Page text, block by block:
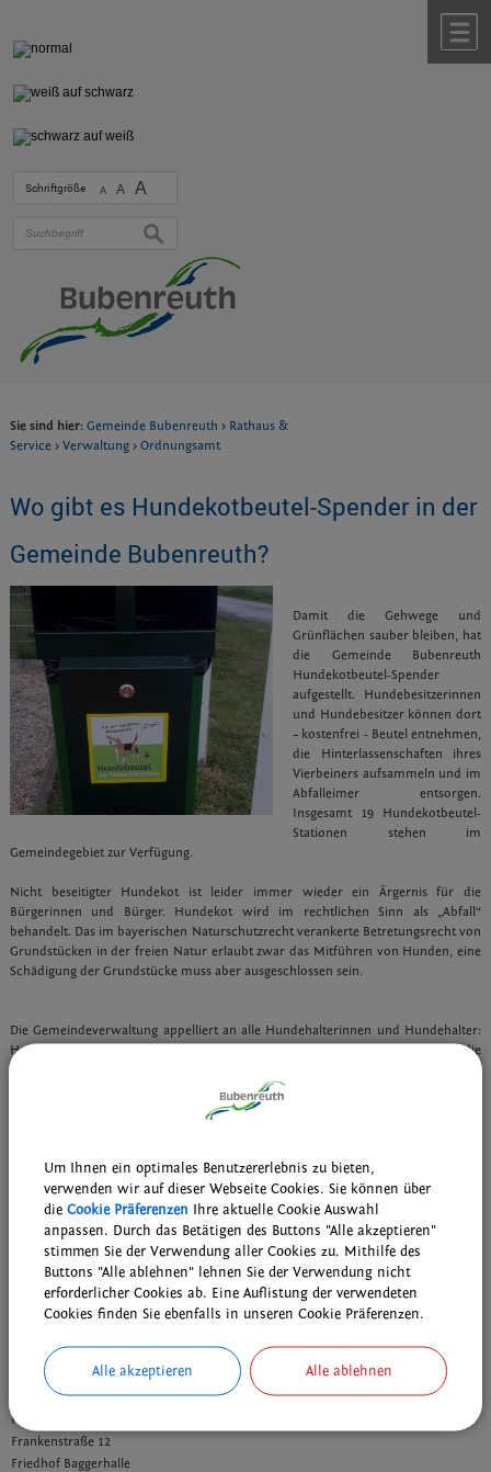
Schriftgröße A A A
suchen
Sie sind hier: Gemeinde Bubenreuth > Rathaus &
Service > Verwaltung > Ordnungsamt
Wo gibt es Hundekotbeutel-Spender in der
Gemeinde Bubenreuth?
Damit die Gehwege und
Grünflächen sauber bleiben, hat
die Gemeinde Bubenreuth
Hundekotbeutel-Spender
aufgestellt. Hundebesitzerinnen
und Hundebesitzer können dort
– kostenfrei - Beutel entnehmen,
die Hinterlassenschaften ihres
Vierbeiners aufsammeln und im
Abfalleimer entsorgen.
Insgesamt 19 Hundekotbeutel-
Stationen stehen im
Gemeindegebiet zur Verfügung.
Nicht beseitigter Hundekot ist leider immer wieder ein Ärgernis für die
Bürgerinnen und Bürger. Hundekot wird im rechtlichen Sinn als „Abfall“
behandelt. Das im bayerischen Naturschutzrecht verankerte Betretungsrecht von
Grundstücken in der freien Natur erlaubt zwar das Mitführen von Hunden, eine
Schädigung der Grundstücke muss aber ausgeschlossen sein.
Die Gemeindeverwaltung appelliert an alle Hundehalterinnen und Hundehalter:
Halten Sie unseren Ort sauber! Lassen Sie beim Gassi-Gehen die
Übersichtskarte ... hier zum Download
Bergstraße
Binsenstraße 22, Hort
Birkenallee, Ortseingang Süd
Dompfaffstraße
Eichenplatz
Fahrradweg Neue Straße, Götz
Frankenstraße, Regenrückhaltebecken
Frankenstraße 12
Friedhof Baggerhalle
Um Ihnen ein optimales Benutzererlebnis zu bieten,
verwenden wir auf dieser Webseite Cookies. Sie können über
die Cookie Präferenzen Ihre aktuelle Cookie Auswahl
anpassen. Durch das Betätigen des Buttons "Alle akzeptieren"
stimmen Sie der Verwendung aller Cookies zu. Mithilfe des
Buttons "Alle ablehnen" lehnen Sie der Verwendung nicht
erforderlicher Cookies ab. Eine Auflistung der verwendeten
Cookies finden Sie ebenfalls in unseren Cookie Präferenzen.
Alle akzeptieren Alle ablehnen